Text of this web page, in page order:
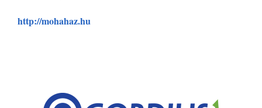
http://mohahaz.hu